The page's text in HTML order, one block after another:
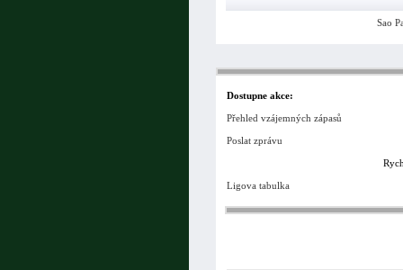
Sao
Dostupne akce:
Přehled vzájemných zápasů
Poslat zprávu
Ligova tabulka